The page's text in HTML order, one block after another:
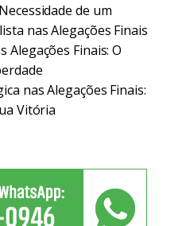
de um
nas Alegações Finais
Alegações Finais: O
nas Alegações Finais:
Vitória